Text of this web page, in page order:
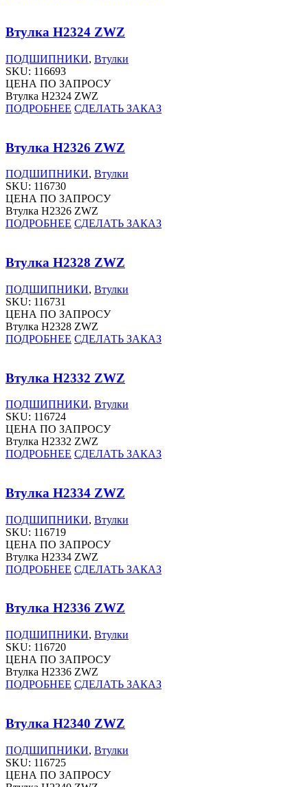
Втулка H2324 ZWZ
ПОДШИПНИКИ, Втулки
SKU: 116693
ЦЕНА ПО ЗАПРОСУ
Втулка H2324 ZWZ
ПОДРОБНЕЕ СДЕЛАТЬ ЗАКАЗ
Втулка H2326 ZWZ
ПОДШИПНИКИ, Втулки
SKU: 116730
ЦЕНА ПО ЗАПРОСУ
Втулка H2326 ZWZ
ПОДРОБНЕЕ СДЕЛАТЬ ЗАКАЗ
Втулка H2328 ZWZ
ПОДШИПНИКИ, Втулки
SKU: 116731
ЦЕНА ПО ЗАПРОСУ
Втулка H2328 ZWZ
ПОДРОБНЕЕ СДЕЛАТЬ ЗАКАЗ
Втулка H2332 ZWZ
ПОДШИПНИКИ, Втулки
SKU: 116724
ЦЕНА ПО ЗАПРОСУ
Втулка H2332 ZWZ
ПОДРОБНЕЕ СДЕЛАТЬ ЗАКАЗ
Втулка H2334 ZWZ
ПОДШИПНИКИ, Втулки
SKU: 116719
ЦЕНА ПО ЗАПРОСУ
Втулка H2334 ZWZ
ПОДРОБНЕЕ СДЕЛАТЬ ЗАКАЗ
Втулка H2336 ZWZ
ПОДШИПНИКИ, Втулки
SKU: 116720
ЦЕНА ПО ЗАПРОСУ
Втулка H2336 ZWZ
ПОДРОБНЕЕ СДЕЛАТЬ ЗАКАЗ
Втулка H2340 ZWZ
ПОДШИПНИКИ, Втулки
SKU: 116725
ЦЕНА ПО ЗАПРОСУ